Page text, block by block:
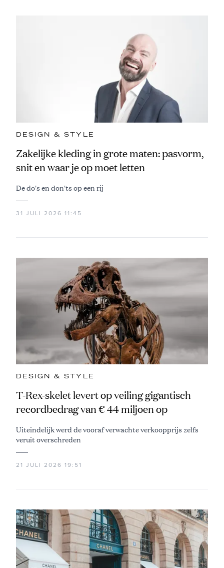
DESIGN & STYLE
Zakelijke kleding in grote maten: pasvorm,
snit en waar je op moet letten
De do's en don'ts op een rij
31 JULI 2026 11:45
DESIGN & STYLE
T-Rex-skelet levert op veiling gigantisch
recordbedrag van € 44 miljoen op
Uiteindelijk werd de vooraf verwachte verkoopprijs zelfs
veruit overschreden
21 JULI 2026 19:51